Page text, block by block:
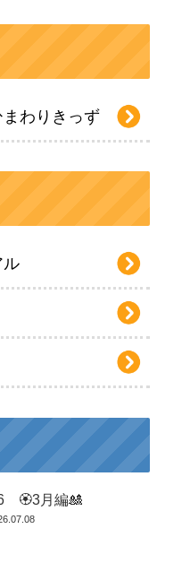
わりきっず
ル
🏵3月編🎎